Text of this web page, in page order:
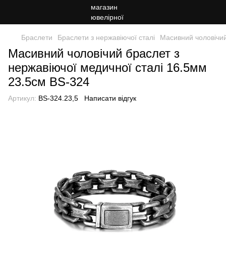
Браслети Браслети з нержавіючої сталі Масивний
Масивний чоловічий браслет з
нержавіючої медичної сталі 16.5мм
23.5см BS-324
Артикул: BS-324.23,5 Написати відгук